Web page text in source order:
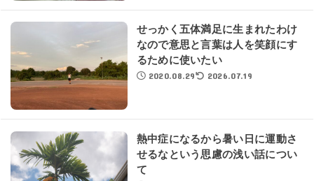
せっかく五体満足に生まれたわけ
なので意思と言葉は人を笑顔にす
るために使いたい
2020.08.29 2026.07.19
熱中症になるから暑い日に運動さ
せるなという思慮の浅い話につい
て